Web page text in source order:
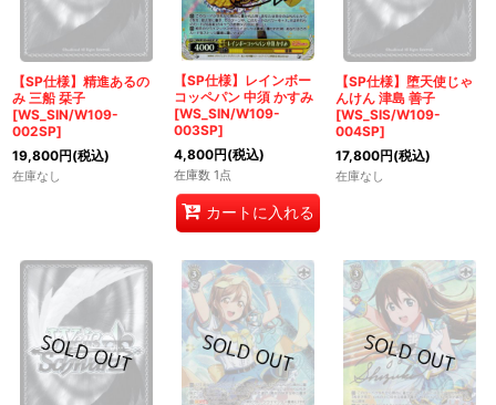
【SP仕様】精進あるの
み 三船 栞子
[WS_SIN/W109-
002SP]
19,800円(税込)
在庫なし
【SP仕様】レインボー
コッペパン 中須 かすみ
[WS_SIN/W109-
003SP]
4,800円(税込)
在庫数 1点
カートに入れる
【SP仕様】堕天使じゃ
んけん 津島 善子
[WS_SIS/W109-
004SP]
17,800円(税込)
在庫なし